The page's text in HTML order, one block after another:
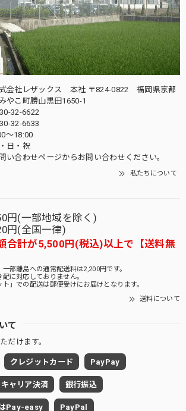
会社レザックス 本社 〒824-0822 福岡県京都
やこ町勝山黒田1650-1
32-6622
32-6633
〜18:00
日・祝
い合わせページからお問い合わせください。
私たちについて
円(一部地域を除く)
円(全国一律)
合計が5,500円(税込)以上で【送料無
部離島への通常配送料は2,200円です。
に対応しておりません。
」での配送は郵便受けにお届けとなります。
送料について
て
だけます。
クレジットカード PayPay
キャリア決済 銀行振込
Pay-easy PayPal